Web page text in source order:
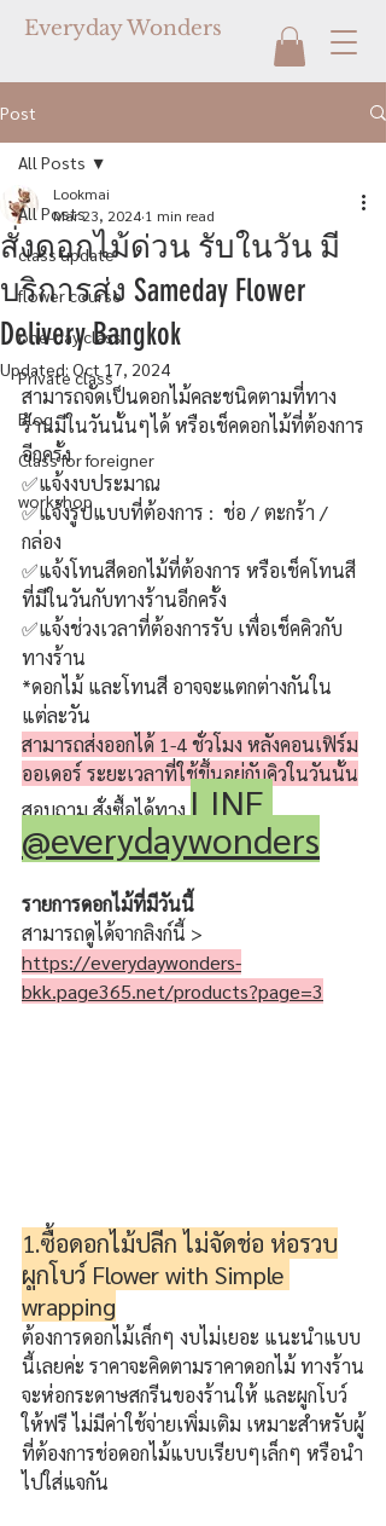
Everyday Wonders
Post
All Posts
class update
flower course
one-day class
Private class
Blog
Class for foreigner
workshop
All Posts
สั่งดอกไม้ด่วน รับในวัน มี
บริการส่ง Sameday Flower
Delivery Bangkok
Lookmai
Mar 23, 2024 1 min read
Updated: Oct 17, 2024
สามารถจัดเป็นดอกไม้คละชนิดตามที่ทาง
ร้านมีในวันนั้นๆได้ หรือเช็คดอกไม้ที่ต้องการ
อีกครั้ง
✅แจ้งงบประมาณ
✅แจ้งรูปแบบที่ต้องการ :  ช่อ / ตะกร้า /
กล่อง
✅แจ้งโทนสีดอกไม้ที่ต้องการ หรือเช็คโทนสี
ที่มีในวันกับทางร้านอีกครั้ง
✅แจ้งช่วงเวลาที่ต้องการรับ เพื่อเช็คคิวกับ
ทางร้าน
*ดอกไม้ และโทนสี อาจจะแตกต่างกันใน
แต่ละวัน
สามารถส่งออกได้ 1-4 ชั่วโมง หลังคอนเฟิร์ม
ออเดอร์ ระยะเวลาที่ใช้ขึ้นอยู่กับคิวในวันนั้น
สอบถาม สั่งซื้อได้ทาง LINE
@everydaywonders
รายการดอกไม้ที่มีวันนี้
สามารถดูได้จากลิงก์นี้ >
https://everydaywonders-
bkk.page365.net/products?page=3
1.ซื้อดอกไม้ปลีก ไม่จัดช่อ ห่อรวบ
ผูกโบว์ Flower with Simple
wrapping
ต้องการดอกไม้เล็กๆ งบไม่เยอะ แนะนำแบบ
นี้เลยค่ะ ราคาจะคิดตามราคาดอกไม้ ทางร้าน
จะห่อกระดาษสกรีนของร้านให้ และผูกโบว์
ให้ฟรี ไม่มีค่าใช้จ่ายเพิ่มเติม เหมาะสำหรับผู้
ที่ต้องการช่อดอกไม้แบบเรียบๆเล็กๆ หรือนำ
ไปใส่แจกัน